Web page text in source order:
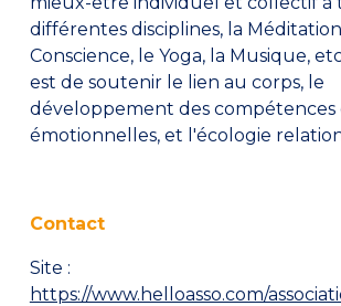
différentes disciplines, la
Conscience, le Yoga, la Musique,
est de soutenir le lien au corps, le
développement des compétences
émotionnelles, et l'écologie
Contact
Site :
https://www.helloasso.com/